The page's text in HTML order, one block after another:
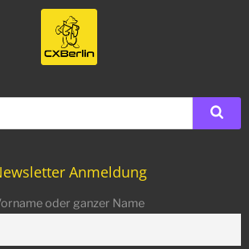
Anmeldung
oder ganzer Name